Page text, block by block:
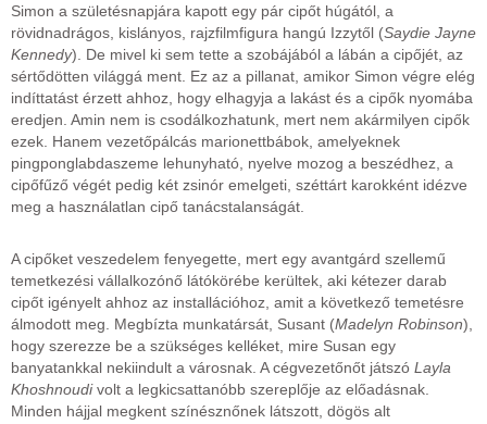
Simon a születésnapjára kapott egy pár cipőt húgától, a
rövidnadrágos, kislányos, rajzfilmfigura hangú Izzytől (Saydie Jayne
Kennedy). De mivel ki sem tette a szobájából a lábán a cipőjét, az
sértődötten világgá ment. Ez az a pillanat, amikor Simon végre elég
indíttatást érzett ahhoz, hogy elhagyja a lakást és a cipők nyomába
eredjen. Amin nem is csodálkozhatunk, mert nem akármilyen cipők
ezek. Hanem vezetőpálcás marionettbábok, amelyeknek
pingponglabdaszeme lehunyható, nyelve mozog a beszédhez, a
cipőfűző végét pedig két zsinór emelgeti, széttárt karokként idézve
meg a használatlan cipő tanácstalanságát.
A cipőket veszedelem fenyegette, mert egy avantgárd szellemű
temetkezési vállalkozónő látókörébe kerültek, aki kétezer darab
cipőt igényelt ahhoz az installációhoz, amit a következő temetésre
álmodott meg. Megbízta munkatársát, Susant (Madelyn Robinson),
hogy szerezze be a szükséges kelléket, mire Susan egy
banyatankkal nekiindult a városnak. A cégvezetőnőt játszó Layla
Khoshnoudivolt a legkicsattanóbb szereplője az előadásnak.
Minden hájjal megkent színésznőnek látszott, dögös alt